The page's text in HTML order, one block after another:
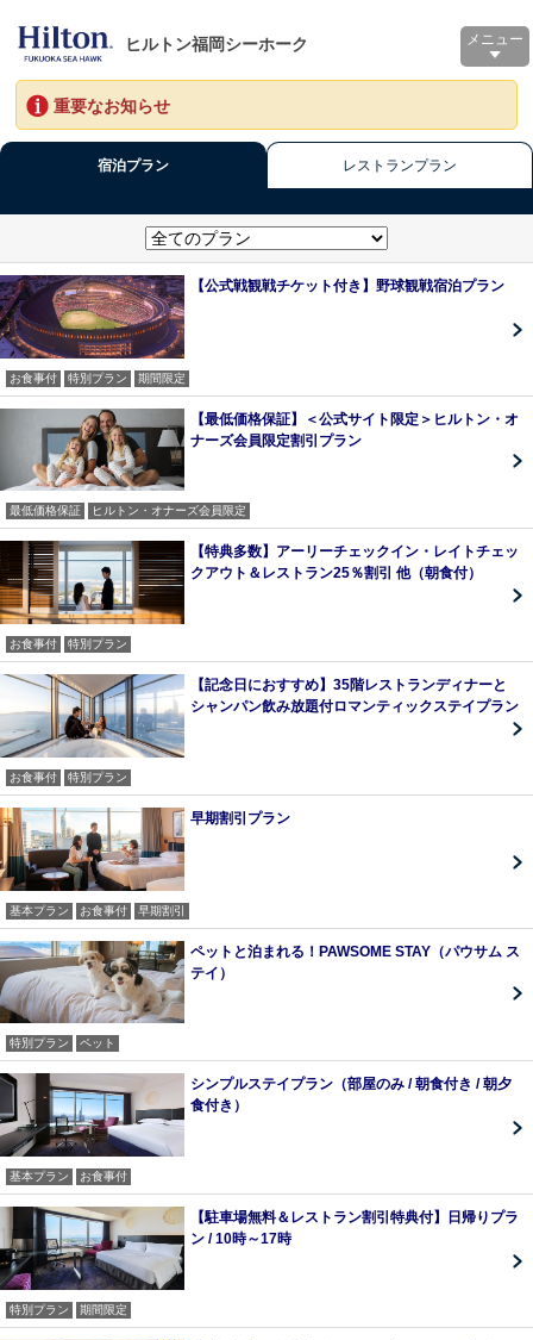
ヒルトン福岡シーホーク メニュー
重要なお知らせ
宿泊プラン レストランプラン
【公式戦観戦チケット付き】野球観戦宿泊プラン
お食事付 特別プラン 期間限定
【最低価格保証】＜公式サイト限定＞ヒルトン・オ
ナーズ会員限定割引プラン
最低価格保証 ヒルトン・オナーズ会員限定
【特典多数】アーリーチェックイン・レイトチェッ
クアウト＆レストラン25％割引 他（朝食付）
お食事付 特別プラン
【記念日におすすめ】35階レストランディナーと
シャンパン飲み放題付ロマンティックステイプラン
お食事付 特別プラン
早期割引プラン
基本プラン お食事付 早期割引
ペットと泊まれる！PAWSOME STAY（パウサム ス
テイ）
特別プラン ペット
シンプルステイプラン（部屋のみ / 朝食付き / 朝夕
食付き）
基本プラン お食事付
【駐車場無料＆レストラン割引特典付】日帰りプラ
ン / 10時～17時
特別プラン 期間限定